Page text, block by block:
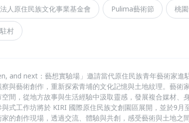
人原住民族文化事業基金會 Pulima藝術節 桃
村
and next：藝想實驗場」邀請當代原住民族青年藝術家進
察與藝術創作，重新探索青埔的文化記憶與土地紋理。藝術
間，從地方故事與生活經驗中汲取靈感，發展複合媒材、
與式工作坊將於 KIRI 國際原住民族文創園區展開，並於9月
家的創作現場，透過交流、體驗與共創，感受藝術與土地之